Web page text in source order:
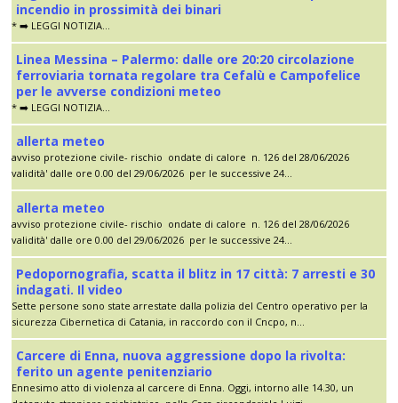
incendio in prossimità dei binari
* ➡️ LEGGI NOTIZIA...
Linea Messina – Palermo: dalle ore 20:20 circolazione
ferroviaria tornata regolare tra Cefalù e Campofelice
per le avverse condizioni meteo
* ➡️ LEGGI NOTIZIA...
allerta meteo
avviso protezione civile- rischio ondate di calore n. 126 del 28/06/2026
validità' dalle ore 0.00 del 29/06/2026 per le successive 24...
allerta meteo
avviso protezione civile- rischio ondate di calore n. 126 del 28/06/2026
validità' dalle ore 0.00 del 29/06/2026 per le successive 24...
Pedopornografia, scatta il blitz in 17 città: 7 arresti e 30
indagati. Il video
Sette persone sono state arrestate dalla polizia del Centro operativo per la
sicurezza Cibernetica di Catania, in raccordo con il Cncpo, n...
Carcere di Enna, nuova aggressione dopo la rivolta:
ferito un agente penitenziario
Ennesimo atto di violenza al carcere di Enna. Oggi, intorno alle 14.30, un